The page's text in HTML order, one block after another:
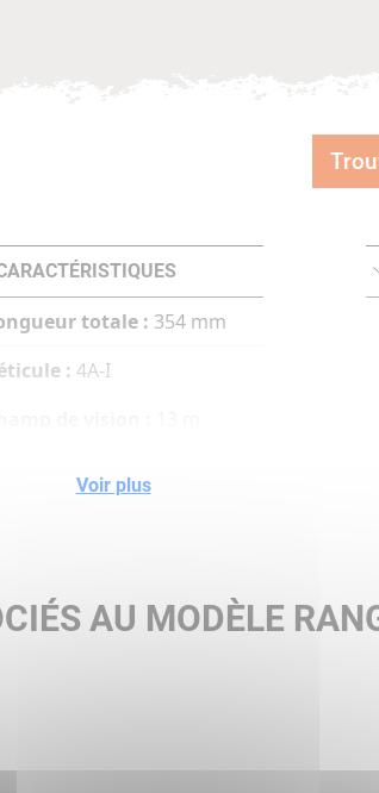
totale : 354 mm
: 4A-I
:
High Contrast
Voir plus
AU MODÈLE